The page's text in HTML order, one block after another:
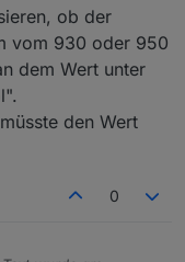
Status
Releasedatum
04.02.2024 /
16.03.2024
ob der
vom 930 oder 950
dem Wert unter
den Wert
0